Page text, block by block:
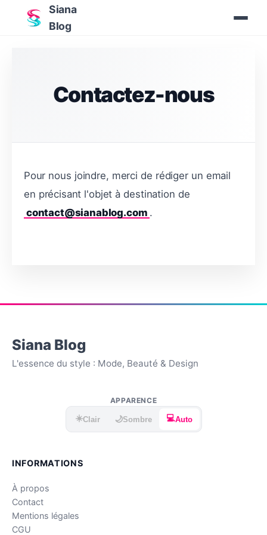
Siana
Blog
Contactez-nous
Pour nous joindre, merci de rédiger un email
en précisant l'objet à destination de
contact@sianablog.com .
Siana Blog
L'essence du style : Mode, Beauté & Design
APPARENCE
☀️Clair 🌙Sombre 💻Auto
INFORMATIONS
À propos
Contact
Mentions légales
CGU